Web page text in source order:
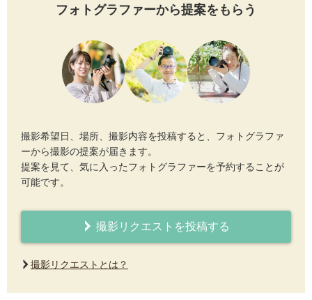
フォトグラファーから提案をもらう
撮影希望日、場所、撮影内容を投稿すると、フォトグラファ
ーから撮影の提案が届きます。
提案を見て、気に入ったフォトグラファーを予約することが
可能です。
撮影リクエストを投稿する
撮影リクエストとは？